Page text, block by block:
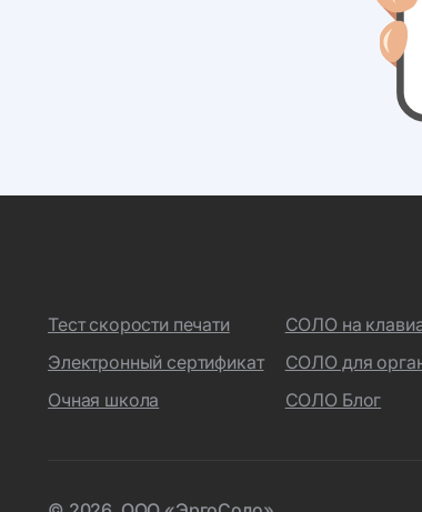
Тест скорости печати СОЛО на
Электронный сертификат
СОЛО для
Очная школа
СОЛО Блог